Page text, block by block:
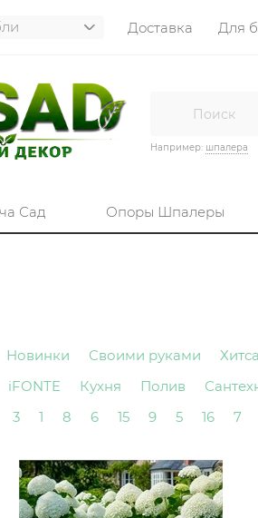
Доставка Для
Например: шпалера
Сад Опоры Шпалеры
Новинки Своими руками
iFONTE Кухня Полив
3 1 8 6 15 9 5 16 7